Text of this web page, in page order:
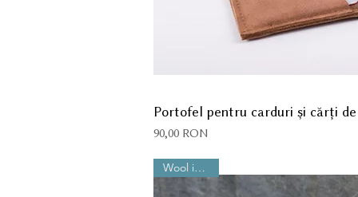
Portofel pentru carduri și cărți
Preț
90,00 RON
Wool is Cool